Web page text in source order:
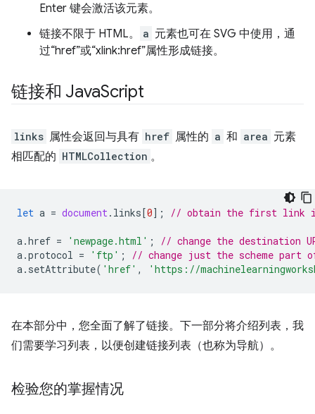
Enter 键会激活该元素。
链接不限于 HTML。
a 元素也可在 SVG 中使用，通
过“href”或“xlink:href”属性形成链接。
链接和 JavaScript
links 属性会返回与具有 href 属性的 a 和 area 元素
相匹配的 HTMLCollection 。
let a = document. links [0]; // obtain the first link in
a.href = 'newpage.html' ;
// change the destination
a.protocol = 'ftp' ;
// change just the scheme part
a. setAttribute( 'href' , 'https://
在本部分中，您全面了解了链接。下一部分将介绍列表，我
们需要学习列表，以便创建链接列表（也称为导航）。
检验您的掌握情况